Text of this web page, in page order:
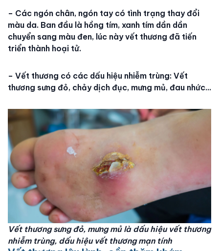
– Các ngón chân, ngón tay có tình trạng thay đổi
màu da. Ban đầu là hồng tím, xanh tím dần dần
chuyển sang màu đen, lúc này vết thương đã tiến
triển thành hoại tử.
– Vết thương có các dấu hiệu nhiễm trùng: Vết
thương sưng đỏ, chảy dịch đục, mưng mủ, đau nhức…
Vết thương sưng đỏ, mưng mủ là dấu hiệu vết thương
nhiễm trùng, dấu hiệu vết thương mạn tính